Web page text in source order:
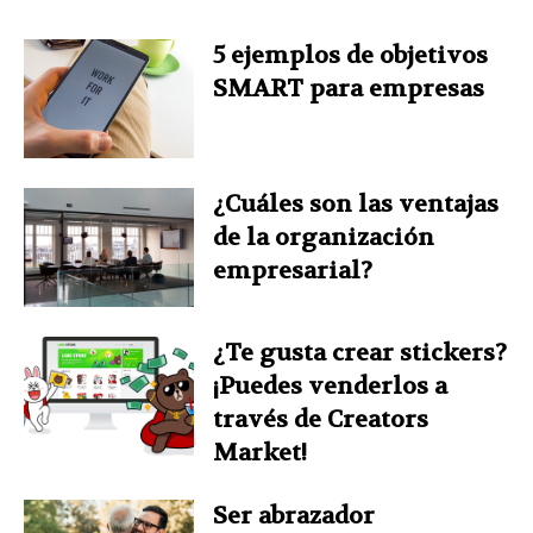
5 ejemplos de objetivos
SMART para empresas
¿Cuáles son las ventajas
de la organización
empresarial?
¿Te gusta crear stickers?
¡Puedes venderlos a
través de Creators
Market!
Ser abrazador